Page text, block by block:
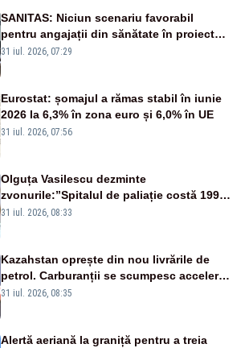
SANITAS: Niciun scenariu favorabil
pentru angajații din sănătate în proiectul
Legii salarizării
31 iul. 2026, 07:29
Eurostat: șomajul a rămas stabil în iunie
2026 la 6,3% în zona euro și 6,0% în UE
31 iul. 2026, 07:56
Olguța Vasilescu dezminte
zvonurile:”Spitalul de paliație costă 199
de milioane de euro, nu 500 de milioane”
31 iul. 2026, 08:33
Kazahstan oprește din nou livrările de
petrol. Carburanții se scumpesc accelerat,
iar românii plătesc nota de plată
31 iul. 2026, 08:35
Alertă aeriană la graniță pentru a treia